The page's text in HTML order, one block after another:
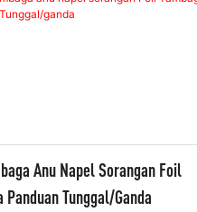
Anu Napel Sorangan Foil
Panduan Tunggal/ganda